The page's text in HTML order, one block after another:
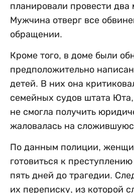
планировали провести два
Мужчина отверг все
обращении.
Кроме того, в доме были
предположительно
детей. В них она
семейных судов штата
не смогла получить
жаловалась на
По данным полиции,
готовиться к
пять дней до трагедии.
их переписку, из которой